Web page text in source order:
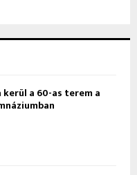
a 60-as terem a